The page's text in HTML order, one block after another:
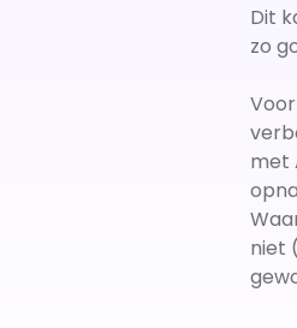
Dit
zo
met
niet